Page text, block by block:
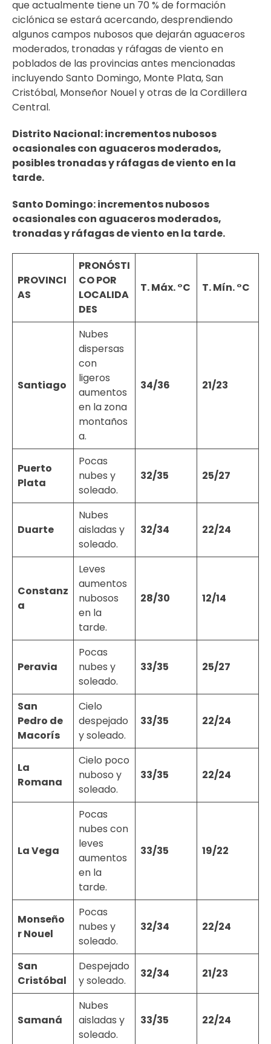
que actualmente tiene un 70 % de formación
ciclónica se estará acercando, desprendiendo
algunos campos nubosos que dejarán aguaceros
moderados, tronadas y ráfagas de viento en
poblados de las provincias antes mencionadas
incluyendo Santo Domingo, Monte Plata, San
Cristóbal, Monseñor Nouel y otras de la Cordillera
Central.
Distrito Nacional:incrementos nubosos
ocasionales con aguaceros moderados,
posibles tronadas y ráfagas de viento en la
tarde.
Santo Domingo:incrementos nubosos
ocasionales con aguaceros moderados,
tronadas y ráfagas de viento en la tarde.
PROVINCI
AS
PRONÓSTI
CO POR
LOCALIDA
DES
T. Máx. °C T. Mín. °C
Santiago
Nubes
dispersas
con
ligeros
aumentos
en la zona
montaños
a.
34/36 21/23
Puerto
Plata
Pocas
nubes y
soleado.
32/35 25/27
Duarte
Nubes
aisladas y
soleado.
32/34 22/24
Constanz
a
Leves
aumentos
nubosos
en la
tarde.
28/30 12/14
Peravia
Pocas
nubes y
soleado.
33/35 25/27
San
Pedro de
Macorís
Cielo
despejado
y soleado.
33/35 22/24
La
Romana
Cielo poco
nuboso y
soleado.
33/35 22/24
La Vega
Pocas
nubes con
leves
aumentos
en la
tarde.
33/35 19/22
Monseño
r Nouel
Pocas
nubes y
soleado.
32/34 22/24
San
Cristóbal
Despejado
y soleado.
32/34 21/23
Samaná
Nubes
aisladas y
soleado.
33/35 22/24